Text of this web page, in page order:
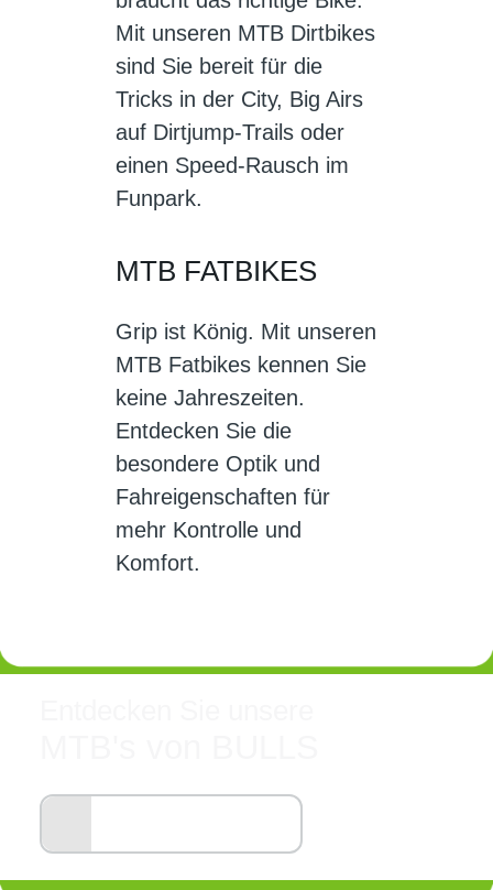
Mit unseren MTB Dirtbikes
sind Sie bereit für die
Tricks in der City, Big Airs
auf Dirtjump-Trails oder
einen Speed-Rausch im
Funpark.
MTB FATBIKES
Grip ist König. Mit unseren
MTB Fatbikes kennen Sie
keine Jahreszeiten.
Entdecken Sie die
besondere Optik und
Fahreigenschaften für
mehr Kontrolle und
Komfort.